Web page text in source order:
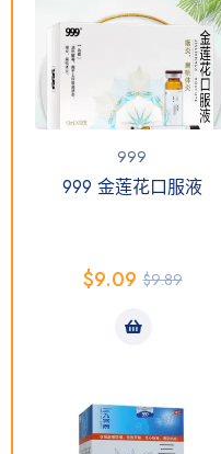
999
999 金莲花口服液
$9.89
$9.09